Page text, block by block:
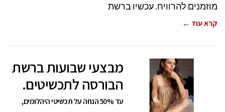
מוזמנים להרוויח. עכשיו ברשת
קרא עוד ←
מבצעי שבועות ברשת
הבורסה לתכשיטים.
עד 50% הנחה על תכשיטי היהלומים,